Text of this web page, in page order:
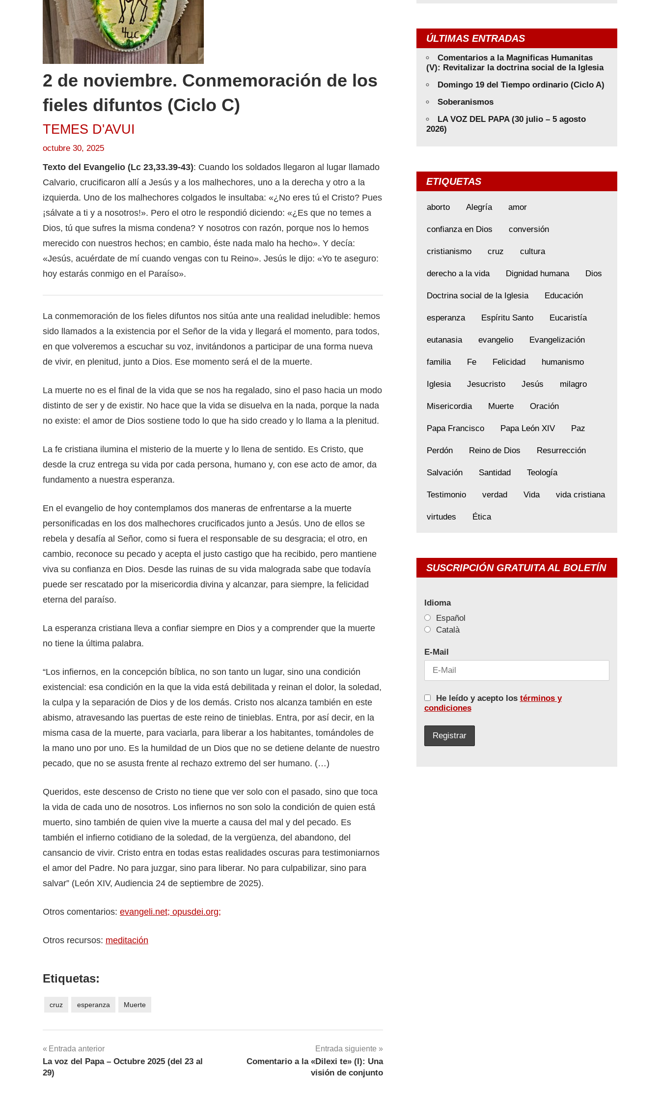
2 de noviembre. Conmemoración de los
fieles difuntos (Ciclo C)
TEMES D'AVUI
octubre 30, 2025
Texto del Evangelio (Lc 23,33.39-43): Cuando los soldados llegaron al lugar llamado
Calvario, crucificaron allí a Jesús y a los malhechores, uno a la derecha y otro a la
izquierda. Uno de los malhechores colgados le insultaba: «¿No eres tú el Cristo? Pues
¡sálvate a ti y a nosotros!». Pero el otro le respondió diciendo: «¿Es que no temes a
Dios, tú que sufres la misma condena? Y nosotros con razón, porque nos lo hemos
merecido con nuestros hechos; en cambio, éste nada malo ha hecho». Y decía:
«Jesús, acuérdate de mí cuando vengas con tu Reino». Jesús le dijo: «Yo te aseguro:
hoy estarás conmigo en el Paraíso».
La conmemoración de los fieles difuntos nos sitúa ante una realidad ineludible: hemos
sido llamados a la existencia por el Señor de la vida y llegará el momento, para todos,
en que volveremos a escuchar su voz, invitándonos a participar de una forma nueva
de vivir, en plenitud, junto a Dios. Ese momento será el de la muerte.
La muerte no es el final de la vida que se nos ha regalado, sino el paso hacia un modo
distinto de ser y de existir. No hace que la vida se disuelva en la nada, porque la nada
no existe: el amor de Dios sostiene todo lo que ha sido creado y lo llama a la plenitud.
La fe cristiana ilumina el misterio de la muerte y lo llena de sentido. Es Cristo, que
desde la cruz entrega su vida por cada persona, humano y, con ese acto de amor, da
fundamento a nuestra esperanza.
En el evangelio de hoy contemplamos dos maneras de enfrentarse a la muerte
personificadas en los dos malhechores crucificados junto a Jesús. Uno de ellos se
rebela y desafía al Señor, como si fuera el responsable de su desgracia; el otro, en
cambio, reconoce su pecado y acepta el justo castigo que ha recibido, pero mantiene
viva su confianza en Dios. Desde las ruinas de su vida malograda sabe que todavía
puede ser rescatado por la misericordia divina y alcanzar, para siempre, la felicidad
eterna del paraíso.
La esperanza cristiana lleva a confiar siempre en Dios y a comprender que la muerte
no tiene la última palabra.
“Los infiernos, en la concepción bíblica, no son tanto un lugar, sino una condición
existencial: esa condición en la que la vida está debilitada y reinan el dolor, la soledad,
la culpa y la separación de Dios y de los demás. Cristo nos alcanza también en este
abismo, atravesando las puertas de este reino de tinieblas. Entra, por así decir, en la
misma casa de la muerte, para vaciarla, para liberar a los habitantes, tomándoles de
la mano uno por uno. Es la humildad de un Dios que no se detiene delante de nuestro
pecado, que no se asusta frente al rechazo extremo del ser humano. (…)
Queridos, este descenso de Cristo no tiene que ver solo con el pasado, sino que toca
la vida de cada uno de nosotros. Los infiernos no son solo la condición de quien está
muerto, sino también de quien vive la muerte a causa del mal y del pecado. Es
también el infierno cotidiano de la soledad, de la vergüenza, del abandono, del
cansancio de vivir. Cristo entra en todas estas realidades oscuras para testimoniarnos
el amor del Padre. No para juzgar, sino para liberar. No para culpabilizar, sino para
salvar” (León XIV, Audiencia 24 de septiembre de 2025).
Otros comentarios: evangeli.net; opusdei.org;
Otros recursos: meditación
Etiquetas:
cruz esperanza Muerte
Navegación
de
Entrada anterior
La voz del Papa – Octubre 2025 (del 23 al
29)
Entrada siguiente
Comentario a la «Dilexi te» (I): Una
visión de conjunto
ÚLTIMAS ENTRADAS
Comentarios a la Magnificas Humanitas
(V): Revitalizar la doctrina social de la Iglesia
Domingo 19 del Tiempo ordinario (Ciclo A)
Soberanismos
LA VOZ DEL PAPA (30 julio – 5 agosto
2026)
ETIQUETAS
aborto Alegría amor
confianza en Dios conversión
cristianismo cruz cultura
derecho a la vida Dignidad humana Dios
Doctrina social de la Iglesia Educación
esperanza Espíritu Santo Eucaristía
eutanasia evangelio Evangelización
familia Fe Felicidad humanismo
Iglesia Jesucristo Jesús milagro
Misericordia Muerte Oración
Papa Francisco Papa León XIV Paz
Perdón Reino de Dios Resurrección
Salvación Santidad Teología
Testimonio verdad Vida vida cristiana
virtudes Ética
SUSCRIPCIÓN GRATUITA AL BOLETÍN
Idioma
Español
Català
E-Mail
He leído y acepto los términos y
condiciones